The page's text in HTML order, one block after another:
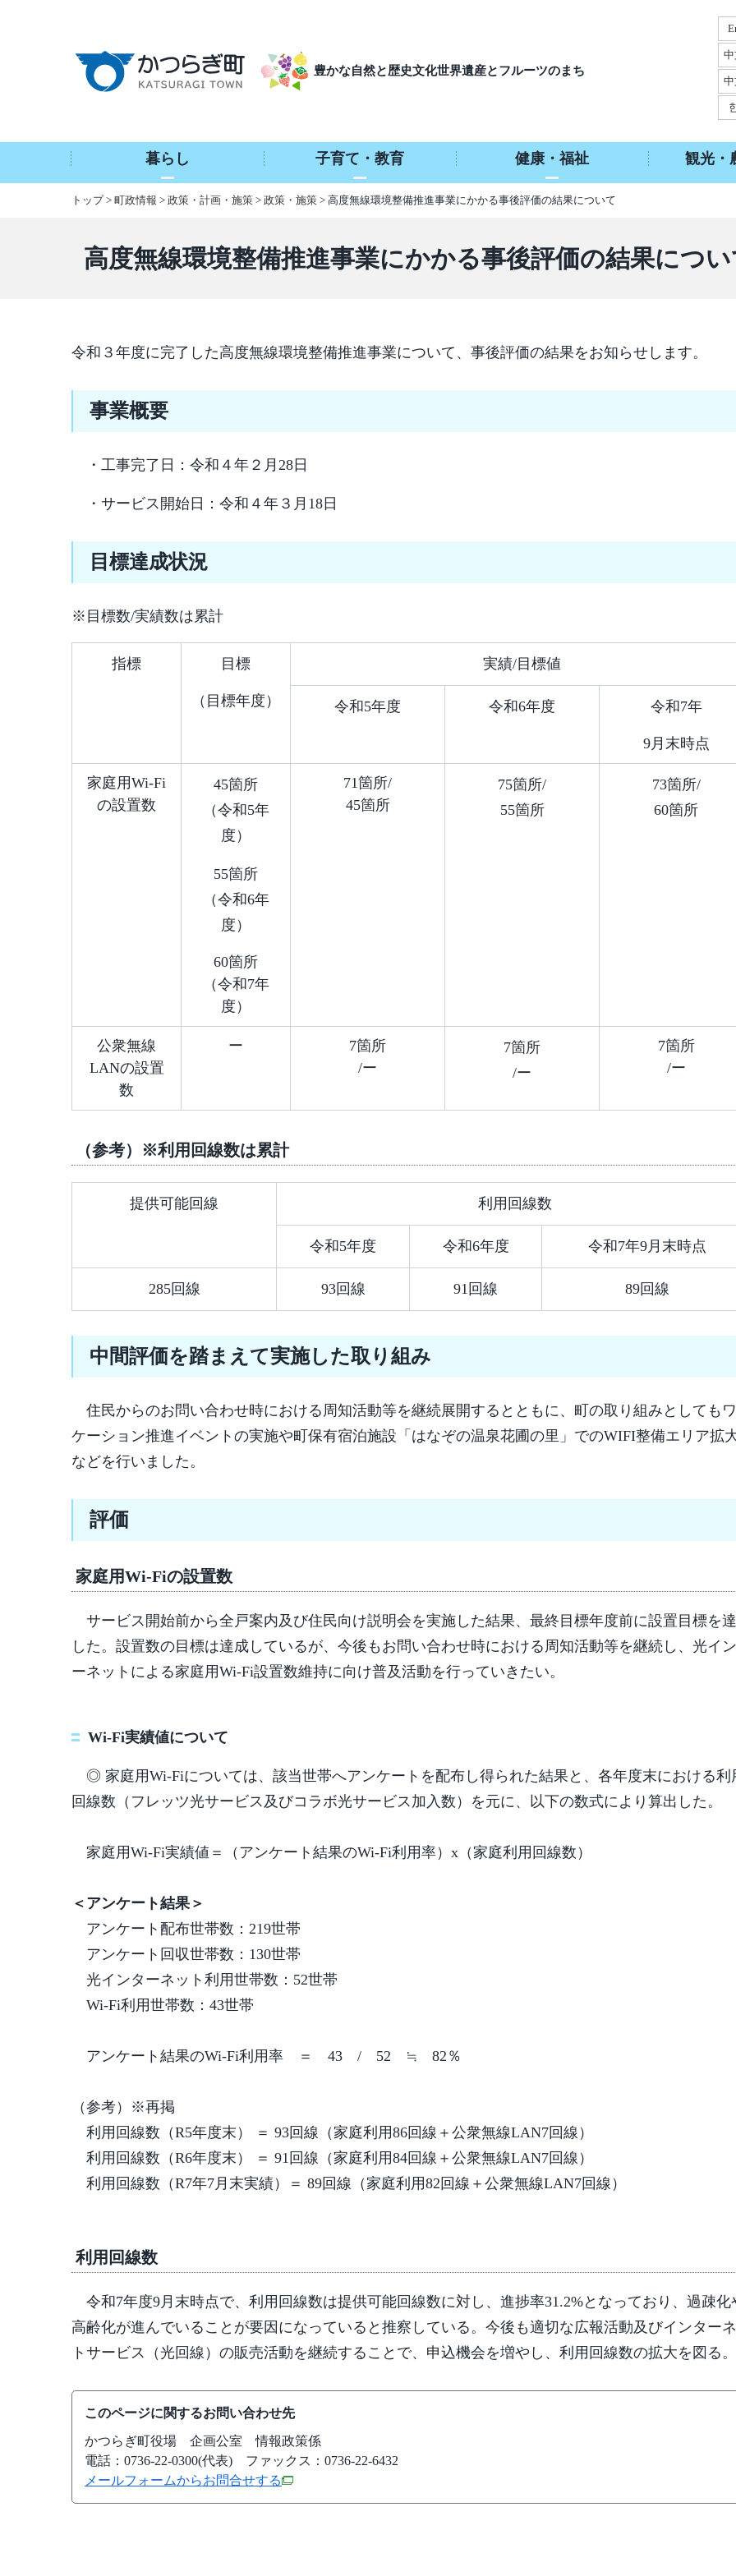
豊かな自然と歴史文化世界遺産とフルーツのまち
暮らし 子育て・教育 健康・福祉 観光・
トップ> 町政情報 > 政策・計画・施策 > 政策・施策 > 高度無線環境整備推進事業にかかる事後評価の結果について
高度無線環境整備推進事業にかかる事後評価の結果につい
令和３年度に完了した高度無線環境整備推進事業について、事後評価の結果をお知らせします。
事業概要
・工事完了日：令和４年２月28日
・サービス開始日：令和４年３月18日
目標達成状況
※目標数/実績数は累計
指標 目標
（目標年度）
実績/目標値
令和5年度 令和6年度 令和7年
9月末時点
家庭用Wi-Fi
の設置数
45箇所
（令和5年
度）
55箇所
（令和6年
度）
60箇所
（令和7年
度）
71箇所/
45箇所
75箇所/
55箇所
73箇所/
60箇所
公衆無線
LANの設置
数
ー
7箇所
/ー
7箇所
/ー
7箇所
/ー
（参考）※利用回線数は累計
提供可能回線 利用回線数
令和5年度 令和6年度 令和7年9月末時点
285回線 93回線 91回線 89回線
中間評価を踏まえて実施した取り組み
住民からのお問い合わせ時における周知活動等を継続展開するとともに、町の取り組みとしても
ケーション推進イベントの実施や町保有宿泊施設「はなぞの温泉花圃の里」でのWIFI整備エリア拡
などを行いました。
評価
家庭用Wi-Fiの設置数
サービス開始前から全戸案内及び住民向け説明会を実施した結果、最終目標年度前に設置目標を
した。設置数の目標は達成しているが、今後もお問い合わせ時における周知活動等を継続し、光イ
ーネットによる家庭用Wi-Fi設置数維持に向け普及活動を行っていきたい。
Wi-Fi実績値について
◎ 家庭用Wi-Fiについては、該当世帯へアンケートを配布し得られた結果と、各年度末における利
回線数（フレッツ光サービス及びコラボ光サービス加入数）を元に、以下の数式により算出した。
家庭用Wi-Fi実績値＝（アンケート結果のWi-Fi利用率）x（家庭利用回線数）
＜アンケート結果＞
アンケート配布世帯数：219世帯
アンケート回収世帯数：130世帯
光インターネット利用世帯数：52世帯
Wi-Fi利用世帯数：43世帯
アンケート結果のWi-Fi利用率 ＝ 43 / 52 ≒ 82％
（参考）※再掲
利用回線数（R5年度末） ＝ 93回線（家庭利用86回線＋公衆無線LAN7回線）
利用回線数（R6年度末） ＝ 91回線（家庭利用84回線＋公衆無線LAN7回線）
利用回線数（R7年7月末実績）＝ 89回線（家庭利用82回線＋公衆無線LAN7回線）
利用回線数
令和7年度9月末時点で、利用回線数は提供可能回線数に対し、進捗率31.2%となっており、過疎化
高齢化が進んでいることが要因になっていると推察している。今後も適切な広報活動及びインター
トサービス（光回線）の販売活動を継続することで、申込機会を増やし、利用回線数の拡大を図る。
このページに関するお問い合わせ先
かつらぎ町役場 企画公室 情報政策係
電話：0736-22-0300(代表)
ファックス：0736-22-6432
メールフォームからお問合せする